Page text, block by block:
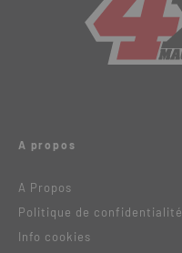
A propos
A Propos
Politique de confidentialité
Info cookies